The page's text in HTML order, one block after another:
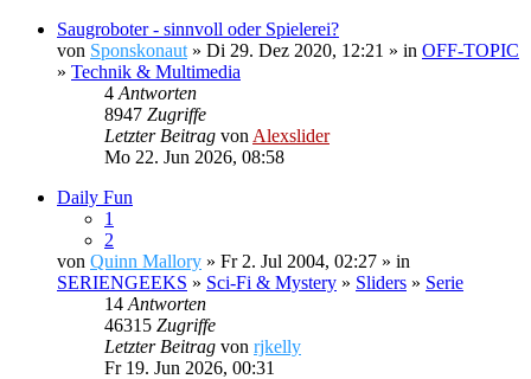
Saugroboter - sinnvoll oder Spielerei?
von Sponskonaut » Di 29. Dez 2020, 12:21 » in OFF-TOPIC
» Technik & Multimedia
4 Antworten
8947 Zugriffe
Letzter Beitrag von Alexslider
Mo 22. Jun 2026, 08:58
Daily Fun
1
2
von Quinn Mallory » Fr 2. Jul 2004, 02:27 » in
SERIENGEEKS » Sci-Fi & Mystery » Sliders » Serie
14 Antworten
46315 Zugriffe
Letzter Beitrag von rjkelly
Fr 19. Jun 2026, 00:31